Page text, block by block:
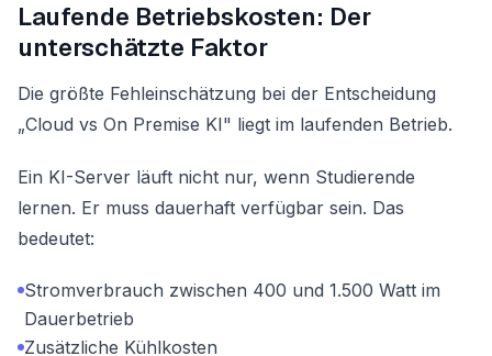
Laufende Betriebskosten: Der
unterschätzte Faktor
Die größte Fehleinschätzung bei der Entscheidung
„Cloud vs On Premise KI" liegt im laufenden Betrieb.
Ein KI-Server läuft nicht nur, wenn Studierende
lernen. Er muss dauerhaft verfügbar sein. Das
bedeutet:
Stromverbrauch zwischen 400 und 1.500 Watt im
Dauerbetrieb
Zusätzliche Kühlkosten